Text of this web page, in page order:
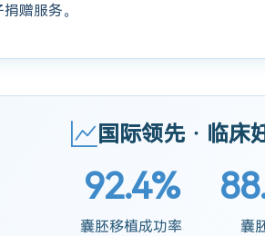
赠服务。
国际领先 · 临床
92.4%
囊胚移植成功率 囊